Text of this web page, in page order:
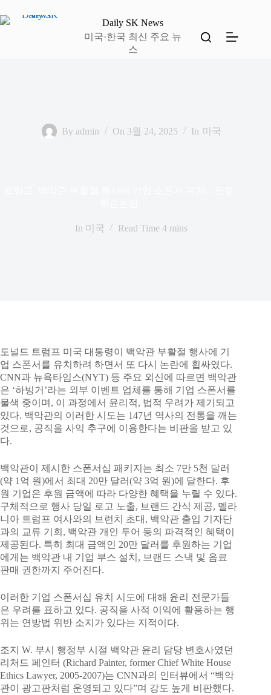
문
Daily SK News
미국·한국 최신 주요 뉴
스
By admin On 3월 24, 2025 In 미국
In 미국 Read Time 4 mins
도널드 트럼프 미국 대통령이 백악관 부활절 행사에 기
업 스폰서를 유치하려 하면서 또 다시 논란에 휩싸였다.
CNN과 뉴욕타임스(NYT) 등 주요 외신에 따르면 백악관
은 ‘하빙거’라는 외부 이벤트 업체를 통해 기업 스폰서를
물색 중이며, 이 과정에서 윤리적, 법적 우려가 제기되고
있다. 백악관의 이러한 시도는 147년 역사의 전통을 깨는
것으로, 공직을 사익 추구에 이용한다는 비판을 받고 있
다.
백악관이 제시한 스폰서십 패키지는 최소 7만 5천 달러
(약 1억 원)에서 최대 20만 달러(약 3억 원)에 달한다. 후
원 기업은 후원 금액에 따라 다양한 혜택을 누릴 수 있다.
구체적으로 행사 당일 로고 노출, 브랜드 간식 제공, 멜라
니아 트럼프 여사와의 브런치 초대, 백악관 출입 기자단
과의 교류 기회, 백악관 개인 투어 등의 파격적인 혜택이
제공된다. 특히 최대 금액인 20만 달러를 후원하는 기업
에게는 백악관 내 기업 부스 설치, 브랜드 스낵 및 음료
판매 권한까지 주어진다.
이러한 기업 스폰서십 유치 시도에 대해 윤리 전문가들
은 우려를 표하고 있다. 공직을 사적 이익에 활용하는 행
위는 연방법 위반 소지가 있다는 지적이다.
조지 W. 부시 행정부 시절 백악관 윤리 담당 변호사였던
리처드 페인터 (Richard Painter, former Chief White House
Ethics Lawyer, 2005-2007)는 CNN과의 인터뷰에서 “백악
관이 광고판처럼 운영되고 있다”며 강도 높게 비판했다.